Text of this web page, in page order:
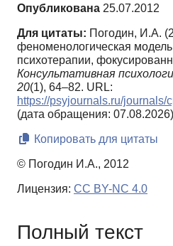
Опубликована 25.07.2012
Для цитаты: Погодин, И.А.
феноменологическая модель
психотерапии,
Консультативная
20(1), 64–82. URL:
https://psyjournals.ru/journals/
(дата обращения: 07.08.2026)
Копировать для цитаты
© Погодин И.А., 2012
Лицензия: CC BY-NC 4.0
Полный текст